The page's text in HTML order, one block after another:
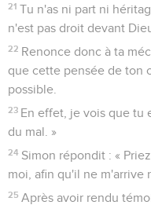
21 Tu n'as ni part ni
n'est pas droit devant
22 Renonce donc à ta
que cette pensée de ton
possible.
23 En effet, je vois que tu
du mal. »
24 Simon répondit : «
moi, afin qu'il ne m'arrive
25 Après avoir rendu